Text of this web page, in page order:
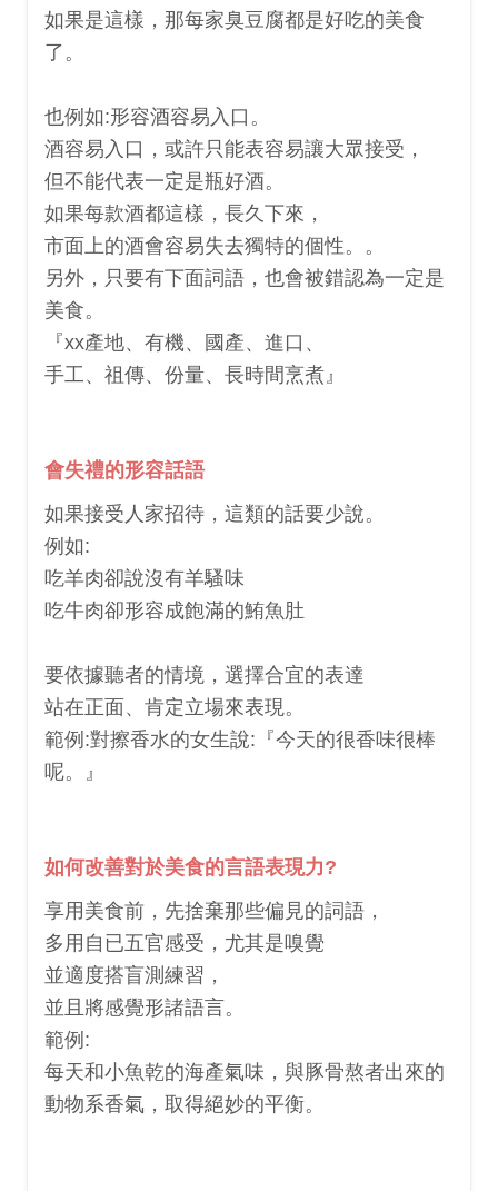
如果是這樣，那每家臭豆腐都是好吃的美食
了。
也例如:形容酒容易入口。
酒容易入口，或許只能表容易讓大眾接受，
但不能代表一定是瓶好酒。
如果每款酒都這樣，長久下來，
市面上的酒會容易失去獨特的個性。。
另外，只要有下面詞語，也會被錯認為一定是
美食。
『xx產地、有機、國產、進口、
手工、祖傳、份量、長時間烹煮』
會失禮的形容話語
如果接受人家招待，這類的話要少說。
例如:
吃羊肉卻說沒有羊騷味
吃牛肉卻形容成飽滿的鮪魚肚
要依據聽者的情境，選擇合宜的表達
站在正面、肯定立場來表現。
範例:對擦香水的女生說:『今天的很香味很棒
呢。』
如何改善對於美食的言語表現力?
享用美食前，先捨棄那些偏見的詞語，
多用自已五官感受，尤其是嗅覺
並適度搭盲測練習，
並且將感覺形諸語言。
範例:
每天和小魚乾的海產氣味，與豚骨熬者出來的
動物系香氣，取得絕妙的平衡。